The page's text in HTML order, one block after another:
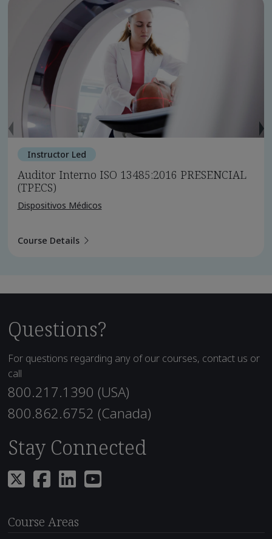
Instructor Led
Auditor Interno ISO 13485:2016 PRESENCIAL
(TPECS)
Dispositivos Médicos
Course Details
Questions?
For questions regarding any of our courses, contact us or
call
800.217.1390 (USA)
800.862.6752 (Canada)
Stay Connected
Course Areas